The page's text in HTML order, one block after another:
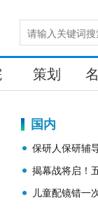
策划
国内
保研人保研辅
择保研辅导机
揭幕战将启！
儿童配镜错一